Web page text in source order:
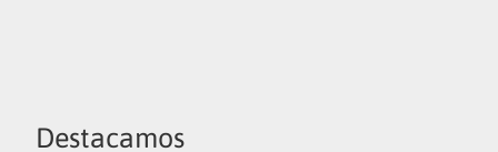
Destacamos